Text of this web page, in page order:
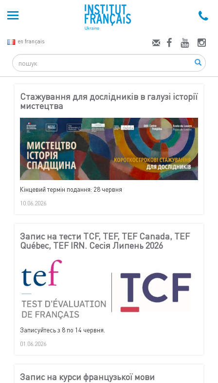
en français
Search
Стажування для дослідників в галузі історії
мистецтва
Кінцевий термін подання: 28 червня
10.06.2026
Запис на тести TCF, TEF, TEF Canada, TEF
Québec, TEF IRN. Сесія Липень 2026
Записуйтесь з 8 по 14 червня.
01.06.2026
Запис на курси французької мови